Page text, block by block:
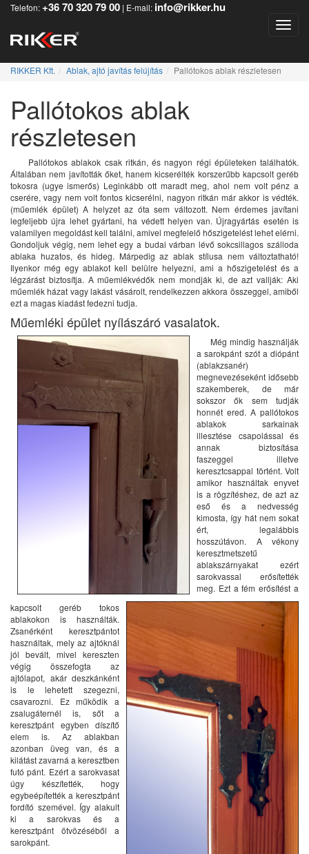
Telefon: +36 70 320 79 00 | E-mail: info@rikker.hu
RIKKER Kft. Ablak, ajtó javítás felújítás Pallótokos ablak részletesen
Pallótokos ablak
részletesen
Pallótokos ablakok csak ritkán, és nagyon régi épületeken találhatók.
Általában nem javították őket, hanem kicserélték korszerűbb kapcsolt geréb
tokosra (ugye ismerős) Leginkább ott maradt meg, ahol nem volt pénz a
cserére, vagy nem volt fontos kicserélni, nagyon ritkán már akkor is védték.
(műemlék épület) A helyzet az óta sem változott. Nem érdemes javítani
legfeljebb újra lehet gyártani, ha védett helyen van. Újragyártás esetén is
valamilyen megoldást kell találni, amivel megfelelő hőszigetelést lehet elérni.
Gondoljuk végig, nem lehet egy a budai várban lévő sokcsillagos szálloda
ablaka huzatos, és hideg. Márpedig az ablak stílusa nem változtatható!
Ilyenkor még egy ablakot kell belülre helyezni, ami a hőszigetelést és a
légzárást biztosítja. A műemlékvédők nem mondják ki, de azt vallják: Aki
műemlék házat vagy lakást vásárolt, rendelkezzen akkora összeggel, amiből
ezt a magas kiadást fedezni tudja.
Műemléki épület nyílászáró vasalatok.
Még mindig használják
a sarokpánt szót a diópánt
(ablakzsanér)
megnevezéseként idősebb
szakemberek, de már
sokszor ők sem tudják
honnét ered. A pallótokos
ablakok sarkainak
illesztése csapolással és
annak biztosítása
faszeggel illetve
keresztcsappal történt. Volt
amikor használtak enyvet
is a rögzítéshez, de azt az
eső és a nedvesség
kimosta, így hát nem sokat
ért, legalábbis
hosszútávon. A vékony
keresztmetszetű
ablakszárnyakat ezért
sarokvassal erősítették
meg. Ezt a fém erősítést a
kapcsolt geréb tokos
ablakokon is használták.
Zsanérként keresztpántot
használtak, mely az ajtóknál
jól bevált, mivel kereszten
végig összefogta az
ajtólapot, akár deszkánként
is le lehetett szegezni,
csavarozni. Ez működik a
zsalugáternél is, sőt a
keresztpánt egyben díszítő
elem is. Az ablakban
azonban üveg van, és a
kilátást zavarná a keresztben
futó pánt. Ezért a sarokvasat
úgy készítették, hogy
egybeépítették a keresztpánt
fordító szemével. Így alakult
ki a sarokvas és a
keresztpánt ötvözéséből a
sarokpánt.